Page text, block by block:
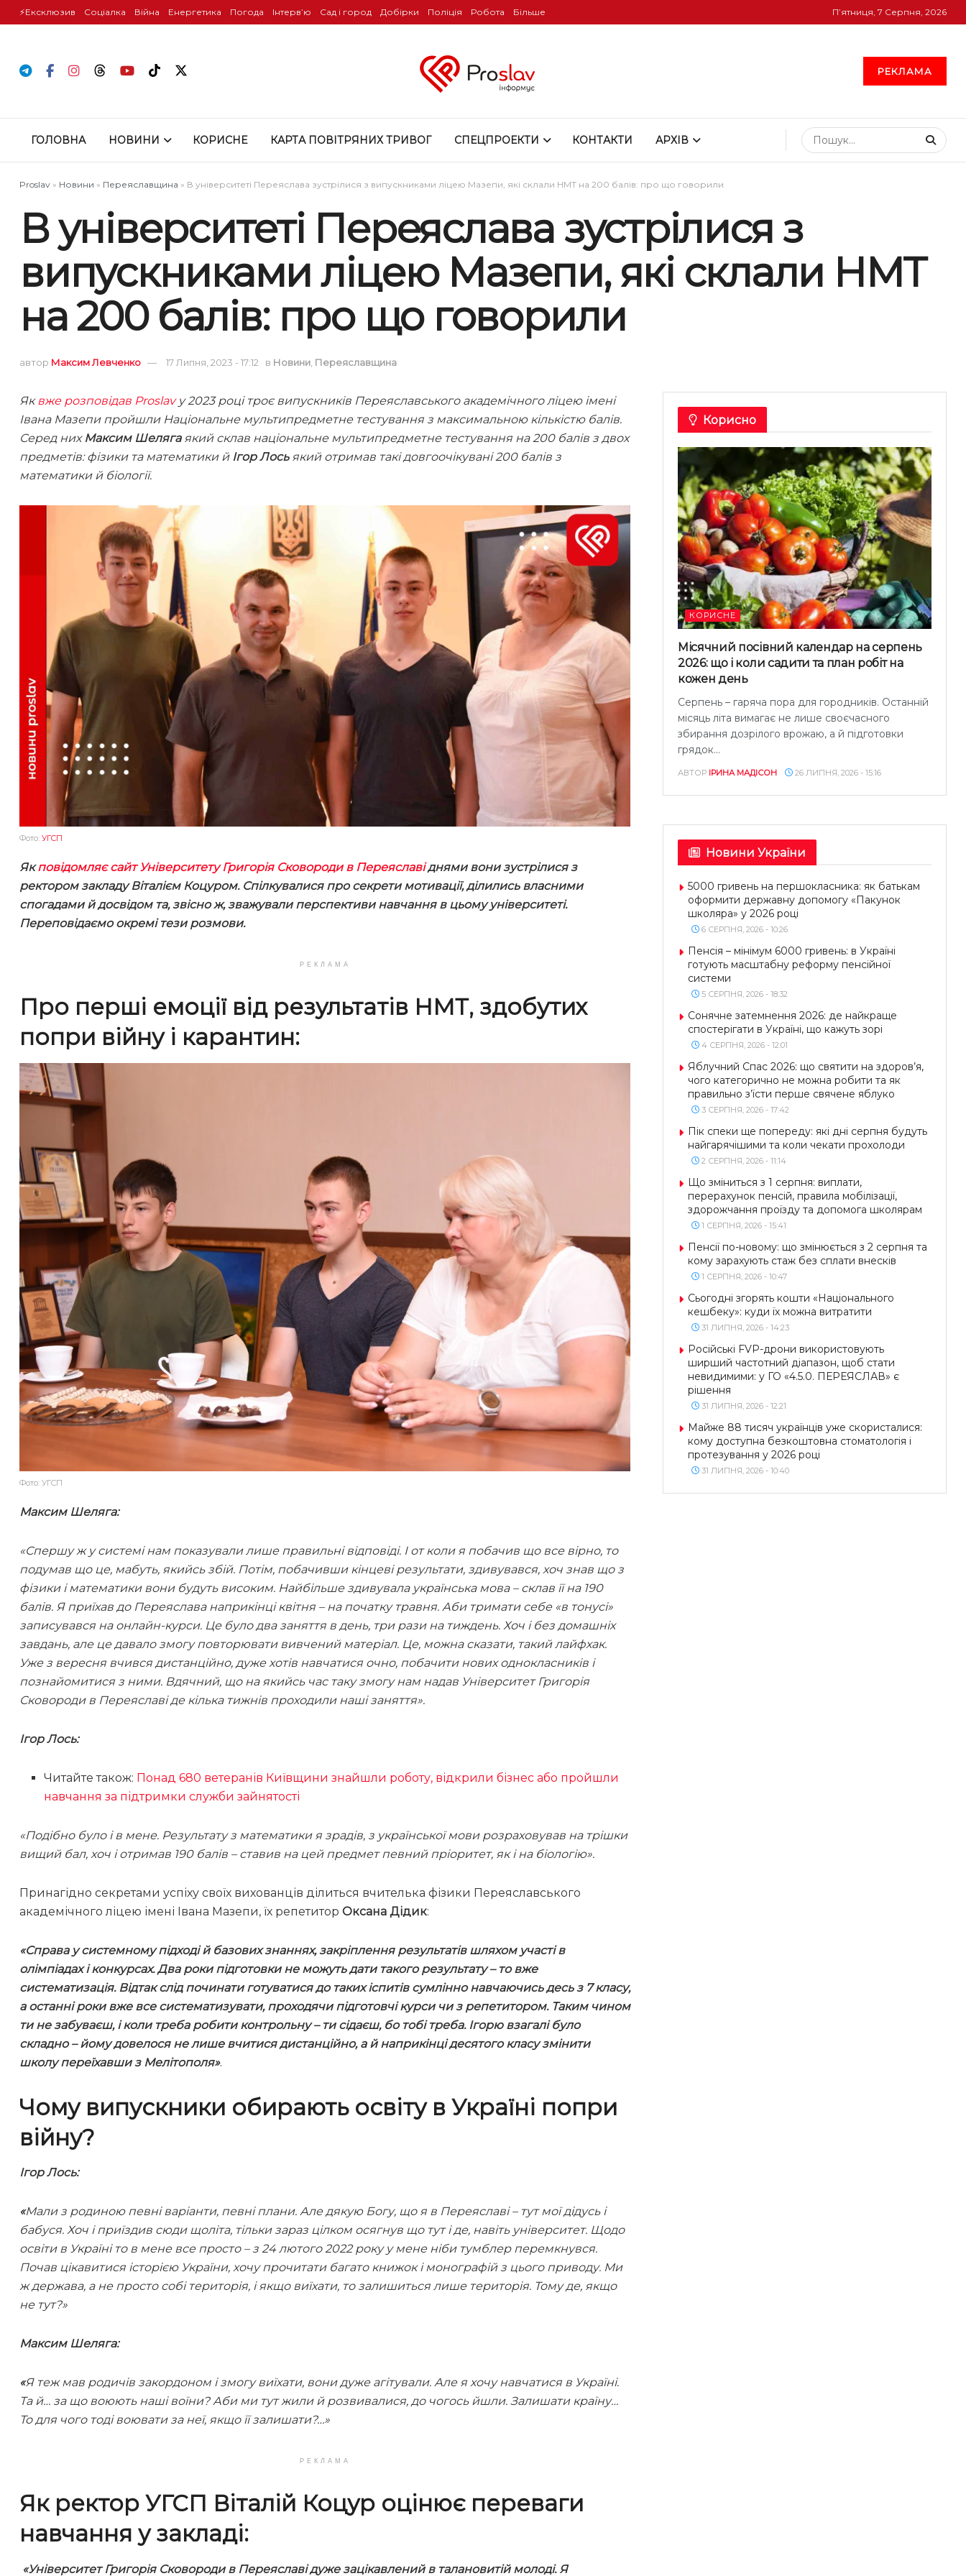
⚡️Ексклюзив Соціалка Війна Енергетика Погода Інтервʼю Сад і город Добірки Поліція Робота Більше П’ятниця, 7 Серпня, 2026
РЕКЛАМА
ГОЛОВНА НОВИНИ КОРИСНЕ КАРТА ПОВІТРЯНИХ ТРИВОГ СПЕЦПРОЕКТИ КОНТАКТИ АРХІВ
Proslav » Новини » Переяславщина » В університеті Переяслава зустрілися з випускниками ліцею Мазепи, які склали НМТ на 200 балів: про що говорили
В університеті Переяслава зустрілися з
випускниками ліцею Мазепи, які склали НМТ
на 200 балів: про що говорили
автор Максим Левченко 17 Липня, 2023 - 17:12 в Новини, Переяславщина
Яквже розповідав Proslavу 2023 році троє випускників Переяславського академічного ліцею імені
Івана Мазепи пройшли Національне мультипредметне тестування з максимальною кількістю балів.
Серед них Максим Шеляга який склав національне мультипредметне тестування на 200 балів з двох
предметів: фізики та математики й Ігор Лосьякий отримав такі довгоочікувані 200 балів з
математики й біології.
Фото: УГСП
Якповідомляє сайт Університету Григорія Сковороди в Переяславіднями вони зустрілися з
ректором закладу Віталієм Коцуром. Спілкувалися про секрети мотивації, ділились власними
спогадами й досвідом та, звісно ж, зважували перспективи навчання в цьому університеті.
Переповідаємо окремі тези розмови.
РЕКЛАМА
Про перші емоції від результатів НМТ, здобутих
попри війну і карантин:
Фото: УГСП
Максим Шеляга:
«Спершу ж у системі нам показували лише правильні відповіді. І от коли я побачив що все вірно, то
подумав що це, мабуть, якийсь збій. Потім, побачивши кінцеві результати, здивувався, хоч знав що з
фізики і математики вони будуть високим. Найбільше здивувала українська мова – склав її на 190
балів. Я приїхав до Переяслава наприкінці квітня – на початку травня. Аби тримати себе «в тонусі»
записувався на онлайн-курси. Це було два заняття в день, три рази на тиждень. Хоч і без домашніх
завдань, але це давало змогу повторювати вивчений матеріал. Це, можна сказати, такий лайфхак.
Уже з вересня вчився дистанційно, дуже хотів навчатися очно, побачити нових однокласників і
познайомитися з ними. Вдячний, що на якийсь час таку змогу нам надав Університет Григорія
Сковороди в Переяславі де кілька тижнів проходили наші заняття».
Ігор Лось:
Читайте також: Понад 680 ветеранів Київщини знайшли роботу, відкрили бізнес або пройшли
навчання за підтримки служби зайнятості
«Подібно було і в мене. Результату з математики я зрадів, з української мови розраховував на трішки
вищий бал, хоч і отримав 190 балів – ставив на цей предмет певний пріоритет, як і на біологію».
Принагідно секретами успіху своїх вихованців ділиться вчителька фізики Переяславського
академічного ліцею імені Івана Мазепи, їх репетитор Оксана Дідик:
«Справа у системному підході й базових знаннях, закріплення результатів шляхом участі в
олімпіадах і конкурсах. Два роки підготовки не можуть дати такого результату – то вже
систематизація. Відтак слід починати готуватися до таких іспитів сумлінно навчаючись десь з 7 класу,
а останні роки вже все систематизувати, проходячи підготовчі курси чи з репетитором. Таким чином
ти не забуваєш, і коли треба робити контрольну – ти сідаєш, бо тобі треба. Ігорю взагалі було
складно – йому довелося не лише вчитися дистанційно, а й наприкінці десятого класу змінити
школу переїхавши з Мелітополя».
Чому випускники обирають освіту в Україні попри
війну?
Ігор Лось:
«Мали з родиною певні варіанти, певні плани. Але дякую Богу, що я в Переяславі – тут мої дідусь і
бабуся. Хоч і приїздив сюди щоліта, тільки зараз цілком осягнув що тут і де, навіть університет. Щодо
освіти в Україні то в мене все просто – з 24 лютого 2022 року у мене ніби тумблер перемкнувся.
Почав цікавитися історією України, хочу прочитати багато книжок і монографій з цього приводу. Ми
ж держава, а не просто собі територія, і якщо виїхати, то залишиться лише територія. Тому де, якщо
не тут?»
Максим Шеляга:
«Я теж мав родичів закордоном і змогу виїхати, вони дуже агітували. Але я хочу навчатися в Україні.
Та й… за що воюють наші воїни? Аби ми тут жили й розвивалися, до чогось йшли. Залишати країну…
То для чого тоді воювати за неї, якщо її залишати?…»
РЕКЛАМА
Як ректор УГСП Віталій Коцур оцінює переваги
навчання у закладі:
«Університет Григорія Сковороди в Переяславі дуже зацікавлений в талановитій молоді. Я
Корисно
КОРИСНЕ
Місячний посівний календар на серпень
2026: що і коли садити та план робіт на
кожен день
Серпень – гаряча пора для городників. Останній
місяць літа вимагає не лише своєчасного
збирання дозрілого врожаю, а й підготовки
грядок...
АВТОР ІРИНА МАДІСОН 26 ЛИПНЯ, 2026 - 15:16
Новини України
5000 гривень на першокласника: як батькам
оформити державну допомогу «Пакунок
школяра» у 2026 році
6 СЕРПНЯ, 2026 - 10:26
Пенсія – мінімум 6000 гривень: в Україні
готують масштабну реформу пенсійної
системи
5 СЕРПНЯ, 2026 - 18:32
Сонячне затемнення 2026: де найкраще
спостерігати в Україні, що кажуть зорі
4 СЕРПНЯ, 2026 - 12:01
Яблучний Спас 2026: що святити на здоров’я,
чого категорично не можна робити та як
правильно з’їсти перше свячене яблуко
3 СЕРПНЯ, 2026 - 17:42
Пік спеки ще попереду: які дні серпня будуть
найгарячішими та коли чекати прохолоди
2 СЕРПНЯ, 2026 - 11:14
Що зміниться з 1 серпня: виплати,
перерахунок пенсій, правила мобілізації,
здорожчання проїзду та допомога школярам
1 СЕРПНЯ, 2026 - 15:41
Пенсії по-новому: що змінюється з 2 серпня та
кому зарахують стаж без сплати внесків
1 СЕРПНЯ, 2026 - 10:47
Сьогодні згорять кошти «Національного
кешбеку»: куди їх можна витратити
31 ЛИПНЯ, 2026 - 14:23
Російські FVP-дрони використовують
ширший частотний діапазон, щоб стати
невидимими: у ГО «4.5.0. ПЕРЕЯСЛАВ» є
рішення
31 ЛИПНЯ, 2026 - 12:21
Майже 88 тисяч українців уже скористалися:
кому доступна безкоштовна стоматологія і
протезування у 2026 році
31 ЛИПНЯ, 2026 - 10:40